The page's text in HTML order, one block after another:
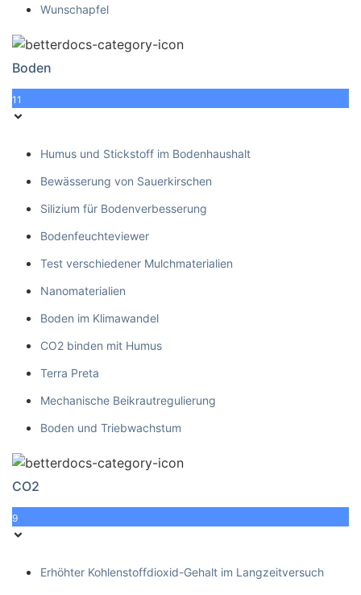
Wunschapfel
Boden
11
Humus und Stickstoff im Bodenhaushalt
Bewässerung von Sauerkirschen
Silizium für Bodenverbesserung
Bodenfeuchteviewer
Test verschiedener Mulchmaterialien
Nanomaterialien
Boden im Klimawandel
CO2 binden mit Humus
Terra Preta
Mechanische Beikrautregulierung
Boden und Triebwachstum
CO2
9
Erhöhter Kohlenstoffdioxid-Gehalt im Langzeitversuch